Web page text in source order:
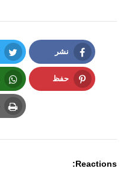
نشر
Facebook
حفظ
Reactions: